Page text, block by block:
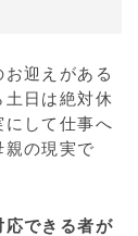
迎えがある
日は絶対休
して仕事へ
の現実で
応できる者が